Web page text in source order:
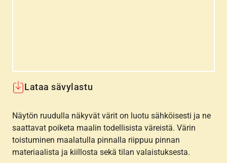
Lataa sävylastu
Näytön ruudulla näkyvät värit on luotu sähköisesti ja ne
saattavat poiketa maalin todellisista väreistä. Värin
toistuminen maalatulla pinnalla riippuu pinnan
materiaalista ja kiillosta sekä tilan valaistuksesta.